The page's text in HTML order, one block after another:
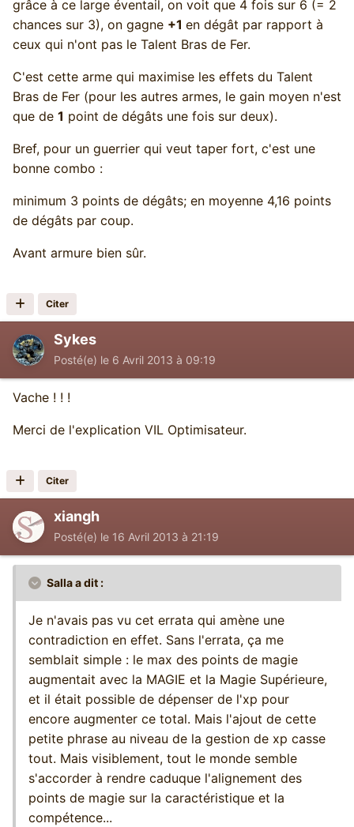
grâce à ce large éventail, on voit que 4 fois sur 6 (= 2
chances sur 3), on gagne +1 en dégât par rapport à
ceux qui n'ont pas le Talent Bras de Fer.
C'est cette arme qui maximise les effets du Talent
Bras de Fer (pour les autres armes, le gain moyen n'est
que de 1 point de dégâts une fois sur deux).
Bref, pour un guerrier qui veut taper fort, c'est une
bonne combo :
minimum 3 points de dégâts; en moyenne 4,16 points
de dégâts par coup.
Avant armure bien sûr.
Citer
Sykes
Posté(e) le 6 Avril 2013 à 09:19
Vache ! ! !
Merci de l'explication VIL Optimisateur.
Citer
xiangh
Posté(e) le 16 Avril 2013 à 21:19
Salla a dit :
Je n'avais pas vu cet errata qui amène une
contradiction en effet. Sans l'errata, ça me
semblait simple : le max des points de magie
augmentait avec la MAGIE et la Magie Supérieure,
et il était possible de dépenser de l'xp pour
encore augmenter ce total. Mais l'ajout de cette
petite phrase au niveau de la gestion de xp casse
tout. Mais visiblement, tout le monde semble
s'accorder à rendre caduque l'alignement des
points de magie sur la caractéristique et la
compétence...